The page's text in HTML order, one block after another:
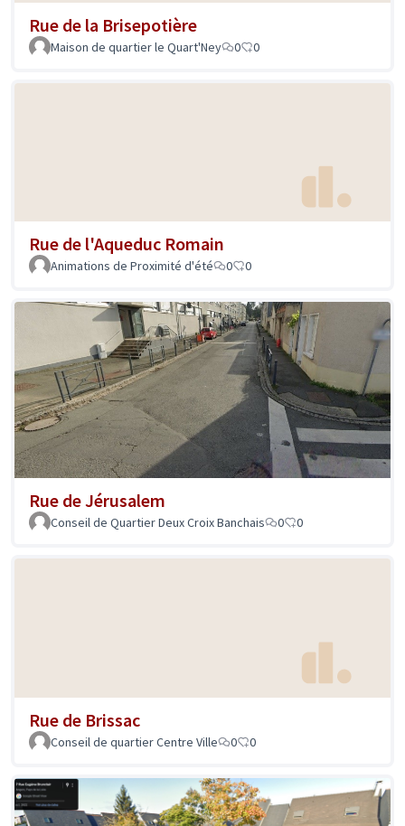
Rue de la Brisepotière
Maison de quartier le Quart'Ney 0 0
Rue de l'Aqueduc Romain
Animations de Proximité d'été 0 0
Rue de Jérusalem
Conseil de Quartier Deux Croix Banchais 0 0
Rue de Brissac
Conseil de quartier Centre Ville 0 0